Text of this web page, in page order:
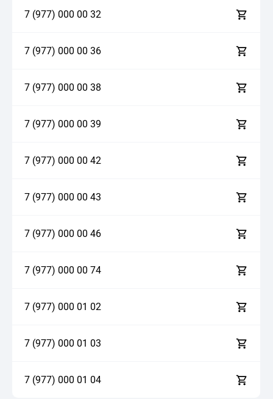
7 (977) 000 00 32
7 (977) 000 00 36
7 (977) 000 00 38
7 (977) 000 00 39
7 (977) 000 00 42
7 (977) 000 00 43
7 (977) 000 00 46
7 (977) 000 00 74
7 (977) 000 01 02
7 (977) 000 01 03
7 (977) 000 01 04